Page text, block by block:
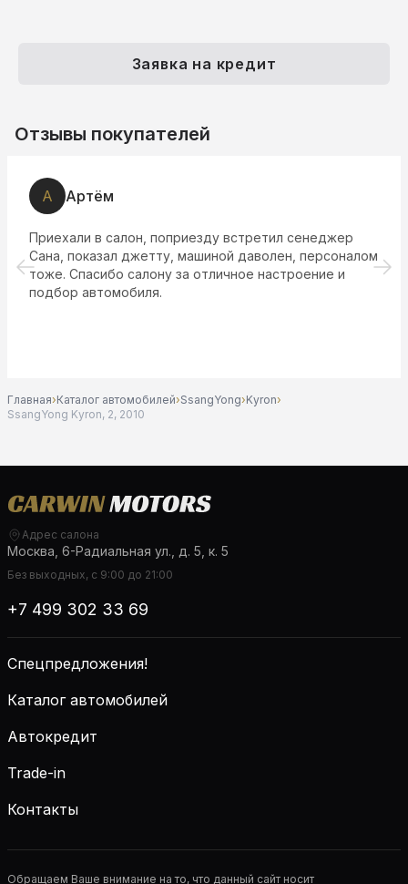
Заявка на кредит
Отзывы покупателей
А Артём
Приехали в салон, поприезду встретил сенеджер
Сана, показал джетту, машиной даволен, персоналом
тоже. Спасибо салону за отличное настроение и
подбор автомобиля.
Главная›Каталог автомобилей›SsangYong›Kyron›
SsangYong Kyron, 2, 2010
Адрес салона
Москва, 6-Радиальная ул., д. 5, к. 5
Без выходных, с 9:00 до 21:00
+7 499 302 33 69
Спецпредложения!
Каталог автомобилей
Автокредит
Trade-in
Контакты
Обращаем Ваше внимание на то, что данный сайт носит